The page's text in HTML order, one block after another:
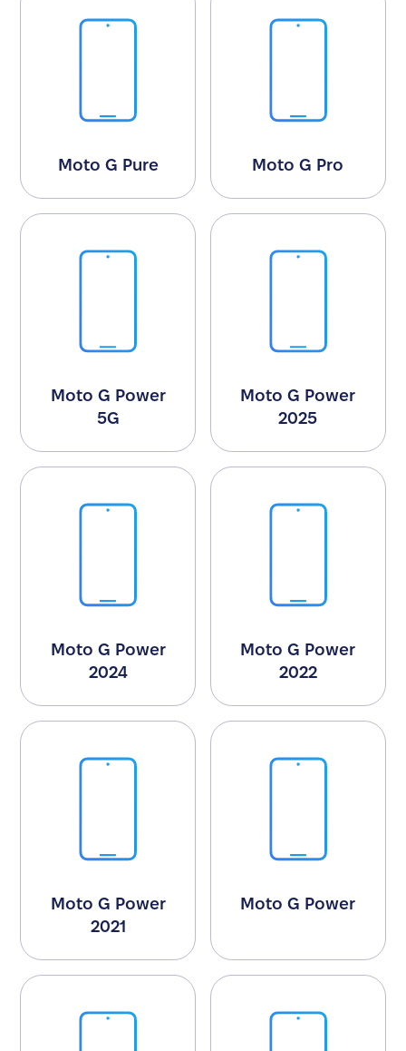
Moto G Pure Moto G Pro
Moto G Power
5G
Moto G Power
2025
Moto G Power
2024
Moto G Power
2022
Moto G Power
2021
Moto G Power